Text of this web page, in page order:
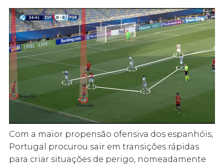
Com a maior propensão ofensiva dos espanhóis,
Portugal procurou sair em transições rápidas
para criar situações de perigo, nomeadamente